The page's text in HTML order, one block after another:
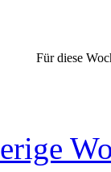
Für diese